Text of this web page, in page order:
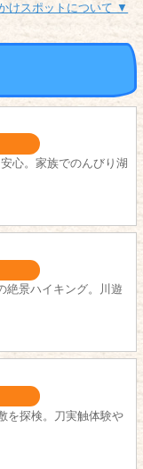
けスポットについて ▼
心。家族でのんびり湖
絶景ハイキング。川遊
を探検。刀実触体験や